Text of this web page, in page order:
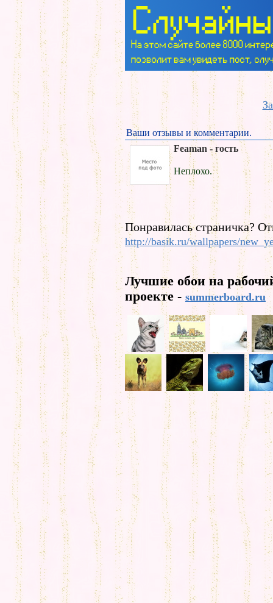
Ваши отзывы и комментарии.
Feaman - гость
Неплохо.
Понравилась страничка?
http://basik.ru/wallpapers/
Лучшие обои на
проекте - summerboard.ru